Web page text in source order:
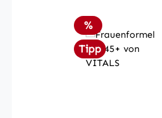
Rabatt
%
Tipp